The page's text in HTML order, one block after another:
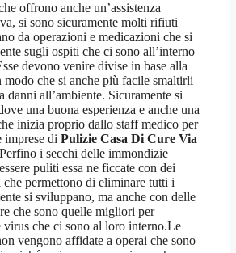
offrono anche un’assistenza
si sono sicuramente molti rifiuti
da operazioni e medicazioni che si
sugli ospiti che ci sono all’interno
devono venire divise in base alla
che si anche più facile smaltirli
danni all’ambiente. Sicuramente si
una buona esperienza e anche una
inizia proprio dallo staff medico per
imprese di Pulizie Casa Di Cure Via
i secchi delle immondizie
puliti essa ne ficcate con dei
che permettono di eliminare tutti i
si sviluppano, ma anche con delle
che sono quelle migliori per
virus che ci sono al loro interno.Le
vengono affidate a operai che sono